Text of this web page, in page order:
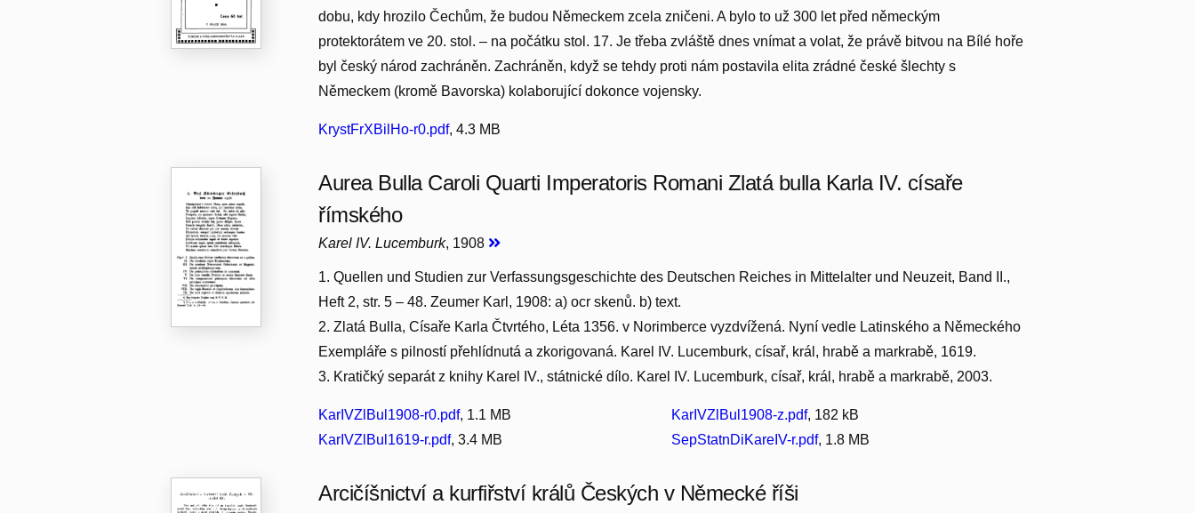
dobu, kdy hrozilo Čechům, že budou Německem zcela zničeni. A bylo to už 300 let před německým
protektorátem ve 20. stol. – na počátku stol. 17. Je třeba zvláště dnes vnímat a volat, že právě bitvou na Bílé hoře
byl český národ zachráněn. Zachráněn, když se tehdy proti nám postavila elita zrádné české šlechty s
Německem (kromě Bavorska) kolaborující dokonce vojensky.
KrystFrXBilHo-r0.pdf, 4.3 MB
Aurea Bulla Caroli Quarti Imperatoris Romani Zlatá bulla Karla IV. císaře
římského
Karel IV. Lucemburk, 1908
1. Quellen und Studien zur Verfassungsgeschichte des Deutschen Reiches in Mittelalter und Neuzeit, Band II.,
Heft 2, str. 5 – 48. Zeumer Karl, 1908: a) ocr skenů. b) text.
2. Zlatá Bulla, Císaře Karla Čtvrtého, Léta 1356. v Norimberce vyzdvížená. Nyní vedle Latinského a Německého
Exempláře s pilností přehlídnutá a zkorigovaná. Karel IV. Lucemburk, císař, král, hrabě a markrabě, 1619.
3. Kratičký separát z knihy Karel IV., státnické dílo. Karel IV. Lucemburk, císař, král, hrabě a markrabě, 2003.
KarIVZlBul1908-r0.pdf, 1.1 MB KarIVZlBul1908-z.pdf, 182 kB
KarIVZlBul1619-r.pdf, 3.4 MB SepStatnDiKareIV-r.pdf, 1.8 MB
Arcičíšnictví a kurfiřství králů Českých v Německé říši